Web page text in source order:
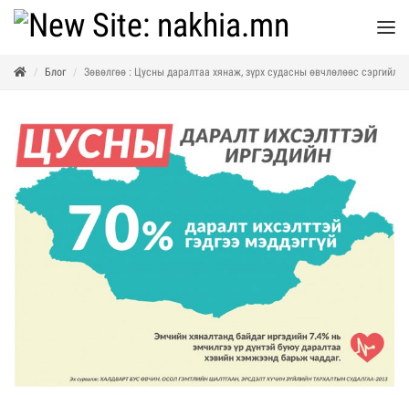
Блог Зөвөлгөө : ​​​​​​Цусны даралтаа хянаж, зүрх судасны өвчлөлөөс